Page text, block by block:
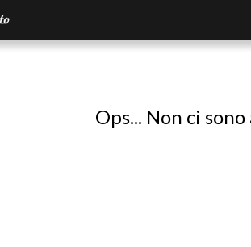
Ops... Non ci